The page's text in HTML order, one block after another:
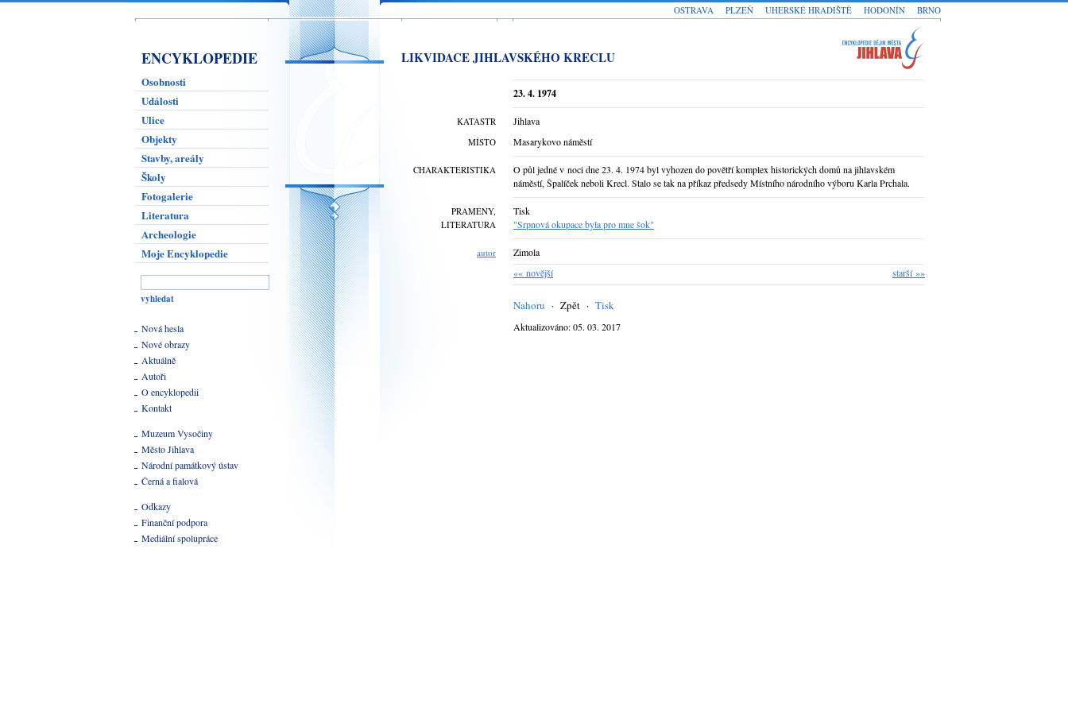
ENCYKLOPEDIE
Osobnosti
Události
Ulice
Objekty
Stavby, areály
Školy
Fotogalerie
Literatura
Archeologie
Moje Encyklopedie
Nová hesla
Nové obrazy
Aktuálně
Autoři
O encyklopedii
Kontakt
Muzeum Vysočiny
Město Jihlava
Národní památkový ústav
Černá a fialová
Odkazy
Finanční podpora
Mediální spolupráce
LIKVIDACE JIHLAVSKÉHO KRECLU
23. 4. 1974
KATASTR Jihlava
MÍSTO Masarykovo náměstí
CHARAKTERISTIKA
O půl jedné v noci dne 23. 4. 1974 byl vyhozen do povětří komplex historických domů na jihlavském
náměstí, Špalíček neboli Krecl. Stalo se tak na příkaz předsedy Místního národního výboru Karla Prchala.
PRAMENY,
LITERATURA
Tisk
"Srpnová okupace byla pro mne šok"
autor
Zimola
starší »»
«« novější
Nahoru · Zpět · Tisk
Aktualizováno: 05. 03. 2017
BRNO
HODONÍN
UHERSKÉ HRADIŠTĚ
PLZEŇ
OSTRAVA